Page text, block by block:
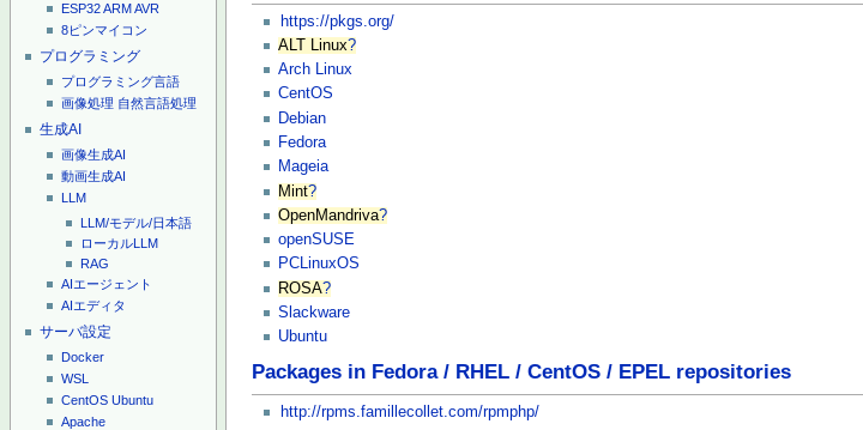
ESP32ARMAVR
8ピンマイコン
プログラミング
プログラミング言語
画像処理 自然言語処理
生成AI
画像生成AI
動画生成AI
LLM
LLM/モデル/日本語
ローカルLLM
RAG
AIエージェント
AIエディタ
サーバ設定
Docker
WSL
CentOS Ubuntu
Apache
https://pkgs.org/
ALT Linux?
Arch Linux
CentOS
Debian
Fedora
Mageia
Mint?
OpenMandriva?
openSUSE
PCLinuxOS
ROSA?
Slackware
Ubuntu
Packages in Fedora / RHEL / CentOS / EPEL repositories
http://rpms.famillecollet.com/rpmphp/